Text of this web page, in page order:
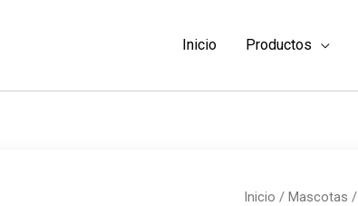
Inicio Productos
Inicio / Mascotas /